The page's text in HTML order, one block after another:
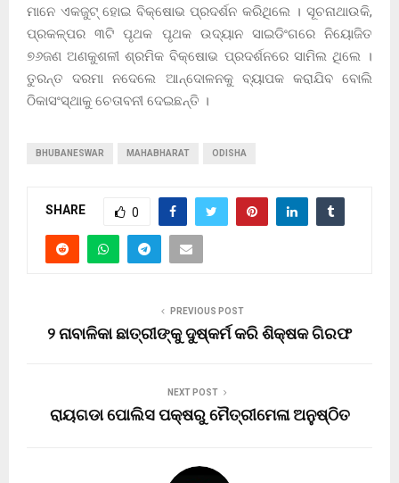
ମାନେ ଏକଜୁଟ୍ ହୋଇ ବିକ୍ଷୋଭ ପ୍ରଦର୍ଶନ କରିଥିଲେ । ସୂଚନାଥାଉକି,
ପ୍ରକଳ୍ପର ୩ଟି ପୃଥକ ପୃଥକ ଉଦ୍ୟାନ ସାଇଡିଂଗରେ ନିୟୋଜିତ
୭୬ଜଣ ଅଣକୁଶଳୀ ଶ୍ରମିକ ବିକ୍ଷୋଭ ପ୍ରଦର୍ଶନରେ ସାମିଲ ଥିଲେ ।
ତୁରନ୍ତ ଦରମା ନଦେଲେ ଆନ୍ଦୋଳନକୁ ବ୍ୟାପକ କରାଯିବ ବୋଲି
ଠିକାସଂସ୍ଥାକୁ ଚେତାବନୀ ଦେଇଛନ୍ତି ।
BHUBANESWAR MAHABHARAT ODISHA
SHARE 0
PREVIOUS POST
୨ ନାବାଳିକା ଛାତ୍ରୀଙ୍କୁ ଦୁଷ୍କର୍ମ କରି ଶିକ୍ଷକ ଗିରଫ
NEXT POST
ରାୟଗଡା ପୋଲିସ ପକ୍ଷରୁ ମୈତ୍ରୀମେଳା ଅନୁଷ୍ଠିତ